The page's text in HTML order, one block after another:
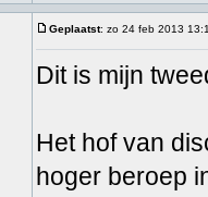
Geplaatst: zo 24 feb 2013
Dit is mijn
Het hof van
hoger beroep